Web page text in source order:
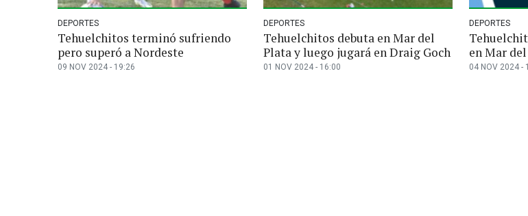
DEPORTES
Tehuelchitos terminó sufriendo
pero superó a Nordeste
09 NOV 2024 - 19:26
DEPORTES
Tehuelchitos debuta en Mar del
Plata y luego jugará en Draig Goch
01 NOV 2024 - 16:00
DEPORTES
en Mar
04 NOV 2024 -